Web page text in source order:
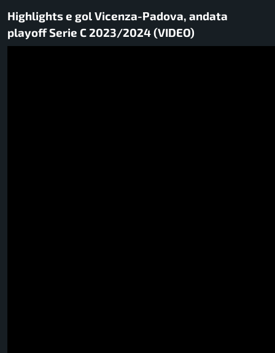
Highlights e gol Vicenza-Padova, andata
playoff Serie C 2023/2024 (VIDEO)